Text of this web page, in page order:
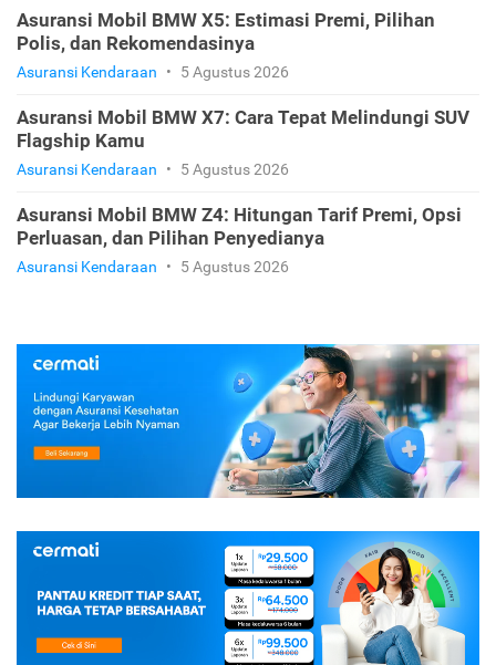
Asuransi Mobil BMW X5: Estimasi Premi, Pilihan
Polis, dan Rekomendasinya
Asuransi Kendaraan • 5 Agustus 2026
Asuransi Mobil BMW X7: Cara Tepat Melindungi SUV
Flagship Kamu
Asuransi Kendaraan • 5 Agustus 2026
Asuransi Mobil BMW Z4: Hitungan Tarif Premi, Opsi
Perluasan, dan Pilihan Penyedianya
Asuransi Kendaraan • 5 Agustus 2026